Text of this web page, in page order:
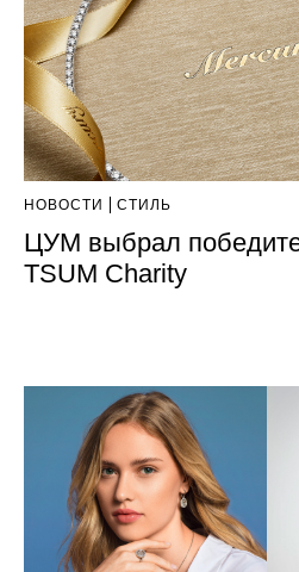
НОВОСТИ СТИЛЬ
ЦУМ выбрал
TSUM Charity